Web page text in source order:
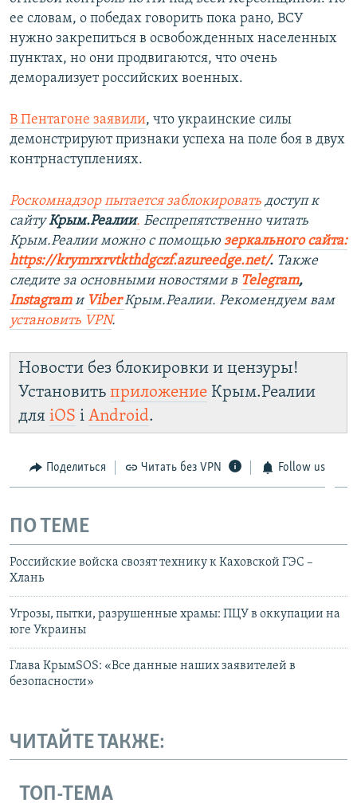
ее словам, о победах говорить пока рано, ВСУ
нужно закрепиться в освобожденных населенных
пунктах, но они продвигаются, что очень
деморализует российских военных.
В Пентагоне заявили, что украинские силы
демонстрируют признаки успеха на поле боя в двух
контрнаступлениях.
Роскомнадзор пытается заблокировать доступ к
сайтуКрым.Реалии. Беспрепятственно читать
Крым.Реалии можно с помощью зеркального сайта:
https://krymrxrvtkthdgczf.azureedge.net/. ​ Также
следите за основными новостями в Telegram,
Instagram и ViberКрым.Реалии. Рекомендуем вам
установить VPN.
Новости без блокировки и цензуры!
Установить приложение Крым.Реалии
для iOS і Android.
Поделиться Читать без VPN Follow us
ПО ТЕМЕ
Российские войска свозят технику к Каховской ГЭС –
Хлань
Угрозы, пытки, разрушенные храмы: ПЦУ в оккупации на
юге Украины
Глава КрымSOS: «Все данные наших заявителей в
безопасности»
ЧИТАЙТЕ ТАКЖЕ:
ТОП-ТЕМА